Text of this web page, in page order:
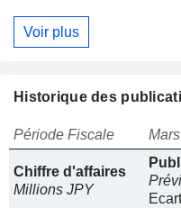
Voir plus
Historique des
Période Fiscale Mars
Chiffre d'affaires
Millions JPY
Ecart